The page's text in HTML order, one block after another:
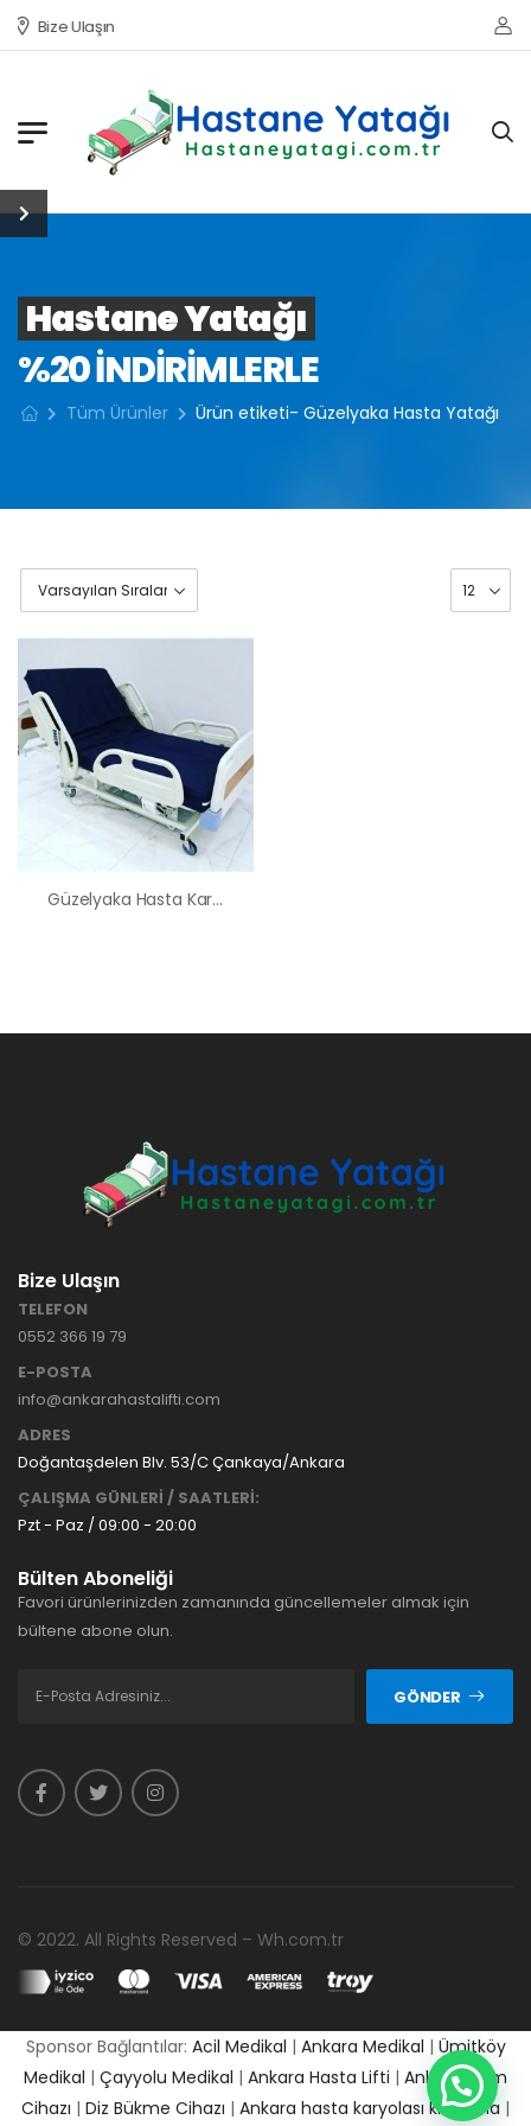
Bize Ulaşın
Hastane Yatağı
%20 INDIRIMLERLE
Tüm Ürünler Ürün etiketi- Güzelyaka Hasta Yatağı
MOTORLU
KARYOLASI
ANKARA
HASTA
KARYOLASI
HK-70 – 3
KİRALAMA
KARYOLASI
Yatak
Hasta
Yatağı
Güzelyaka Hasta Karyolası Kiralama Satış Fiyatları
Bize Ulaşın
TELEFON
0552 366 19 79
E-POSTA
info@ankarahastalifti.com
ADRES
Doğantaşdelen Blv. 53/C Çankaya/Ankara
ÇALIŞMA GÜNLERİ / SAATLERİ:
Pzt - Paz / 09:00 - 20:00
Bülten Aboneliği
Favori ürünlerinizden zamanında güncellemeler almak için
bültene abone olun.
GÖNDER
© 2022. All Rights Reserved – Wh.com.tr
Sponsor Bağlantılar: Acil Medikal | Ankara Medikal | Ümitköy
Medikal | Çayyolu Medikal | Ankara Hasta Lifti | Ankara Cpm
Cihazı | Diz Bükme Cihazı | Ankara hasta karyolası kiralama |